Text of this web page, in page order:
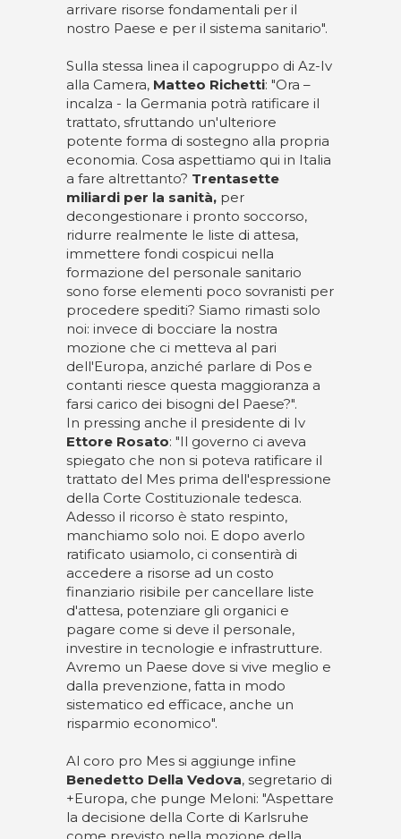
arrivare risorse fondamentali per il
nostro Paese e per il sistema sanitario".
Sulla stessa linea il capogruppo di Az-Iv
alla Camera, Matteo Richetti: "Ora –
incalza - la Germania potrà ratificare il
trattato, sfruttando un'ulteriore
potente forma di sostegno alla propria
economia. Cosa aspettiamo qui in Italia
a fare altrettanto? Trentasette
miliardi per la sanità, per
decongestionare i pronto soccorso,
ridurre realmente le liste di attesa,
immettere fondi cospicui nella
formazione del personale sanitario
sono forse elementi poco sovranisti per
procedere spediti? Siamo rimasti solo
noi: invece di bocciare la nostra
mozione che ci metteva al pari
dell'Europa, anziché parlare di Pos e
contanti riesce questa maggioranza a
farsi carico dei bisogni del Paese?".
In pressing anche il presidente di Iv
Ettore Rosato: "Il governo ci aveva
spiegato che non si poteva ratificare il
trattato del Mes prima dell'espressione
della Corte Costituzionale tedesca.
Adesso il ricorso è stato respinto,
manchiamo solo noi. E dopo averlo
ratificato usiamolo, ci consentirà di
accedere a risorse ad un costo
finanziario risibile per cancellare liste
d'attesa, potenziare gli organici e
pagare come si deve il personale,
investire in tecnologie e infrastrutture.
Avremo un Paese dove si vive meglio e
dalla prevenzione, fatta in modo
sistematico ed efficace, anche un
risparmio economico".
Al coro pro Mes si aggiunge infine
Benedetto Della Vedova, segretario di
+Europa, che punge Meloni: "Aspettare
la decisione della Corte di Karlsruhe